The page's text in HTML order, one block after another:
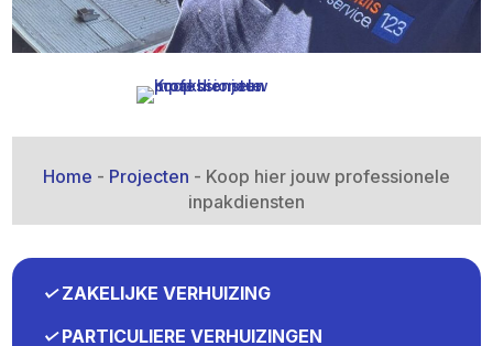
Home - Projecten - Koop hier jouw professionele
inpakdiensten
✓ZAKELIJKE VERHUIZING
✓PARTICULIERE VERHUIZINGEN